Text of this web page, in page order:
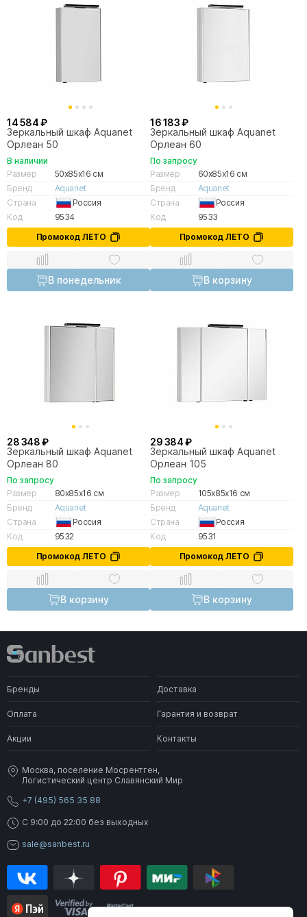
14 584 ₽
Зеркальный шкаф Aquanet
Орлеан 50
В наличии
Размер
50x85x16 см
Бренд
Aquanet
Страна
Россия
Код
9534
Промокод ЛЕТО
В понедельник
16 183 ₽
Зеркальный шкаф Aquanet
Орлеан 60
По запросу
Размер
60x85x16 см
Бренд
Aquanet
Страна
Россия
Код
9533
Промокод ЛЕТО
В корзину
28 348 ₽
Зеркальный шкаф Aquanet
Орлеан 80
По запросу
Размер
80x85x16 см
Бренд
Aquanet
Страна
Россия
Код
9532
Промокод ЛЕТО
В корзину
29 384 ₽
Зеркальный шкаф Aquanet
Орлеан 105
По запросу
Размер
105x85x16 см
Бренд
Aquanet
Страна
Россия
Код
9531
Промокод ЛЕТО
В корзину
Бренды Доставка
Оплата Гарантия и возврат
Акции Контакты
Москва, поселение Мосрентген,
Логистический центр Славянский Мир
+7 (495) 565 35 88
C 9:00 до 22:00 без выходных
sale@sanbest.ru